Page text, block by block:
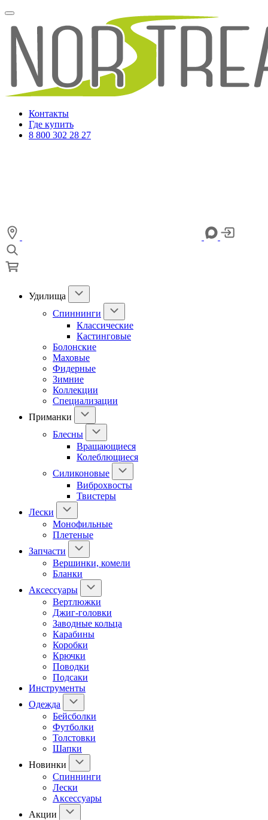
Контакты
Где купить
8 800 302 28 27
Удилища
Спиннинги
Классические
Кастинговые
Болонские
Маховые
Фидерные
Зимние
Коллекции
Специализации
Приманки
Блесны
Вращающиеся
Колеблющиеся
Силиконовые
Виброхвосты
Твистеры
Лески
Монофильные
Плетеные
Запчасти
Вершинки, комели
Бланки
Аксессуары
Вертлюжки
Джиг-головки
Заводные кольца
Карабины
Коробки
Крючки
Поводки
Подсаки
Инструменты
Одежда
Бейсболки
Футболки
Толстовки
Шапки
Новинки
Спиннинги
Лески
Аксессуары
Акции